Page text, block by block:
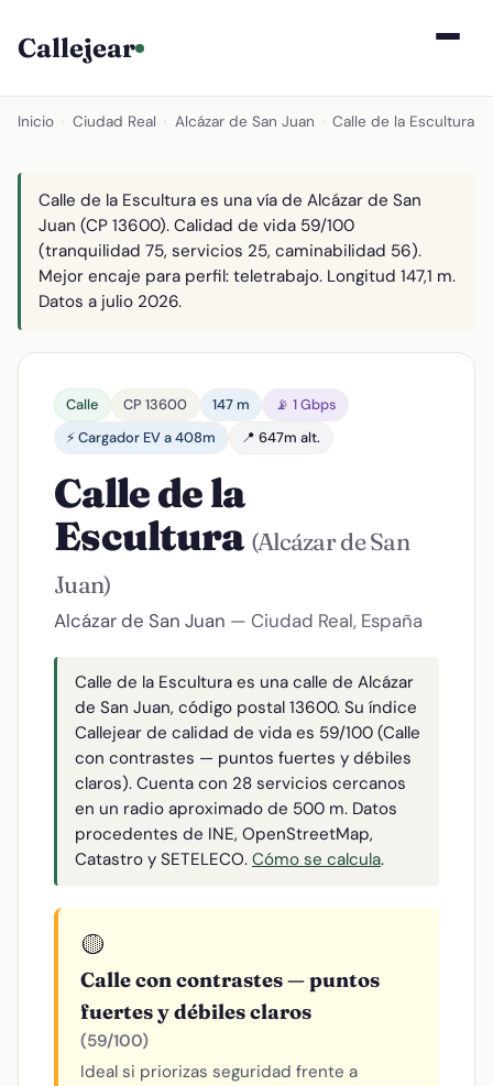
Callejear
Inicio Ciudad Real Alcázar de San Juan Calle de la Escultura
Calle de la Escultura es una vía de Alcázar de San
Juan (CP 13600). Calidad de vida 59/100
(tranquilidad 75, servicios 25, caminabilidad 56).
Mejor encaje para perfil: teletrabajo. Longitud 147,1 m.
Datos a julio 2026.
Calle CP 13600 147 m
📡 1 Gbps
⚡ Cargador EV a 408m
📍 647m alt.
Calle de la
Escultura (Alcázar de San
Juan)
Alcázar de San Juan — Ciudad Real, España
Calle de la Escultura es una calle de Alcázar
de San Juan, código postal 13600. Su índice
Callejear de calidad de vida es 59/100 (Calle
con contrastes — puntos fuertes y débiles
claros). Cuenta con 28 servicios cercanos
en un radio aproximado de 500 m. Datos
procedentes de INE, OpenStreetMap,
Catastro y SETELECO. Cómo se calcula.
🟡
Calle con contrastes — puntos
fuertes y débiles claros
(59/100)
Ideal si priorizas seguridad frente a